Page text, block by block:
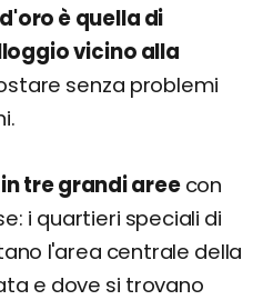
è quella di
vicino alla
senza problemi
tre grandi areecon
i quartieri speciali di
l'area centrale della
e dove si trovano